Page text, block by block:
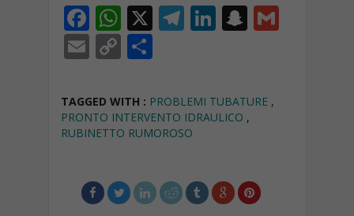
F
ac
e
b
o
o
W
h
at
s
A
p
X T
gr
a
m
Li
e
dI
S
p
c
G
E
ai
l
C
p
y
Li
n
k
C
n
di
vi
di
TAGGED WITH : PROBLEMI TUBATURE,
PRONTO INTERVENTO IDRAULICO ,
RUBINETTO RUMOROSO